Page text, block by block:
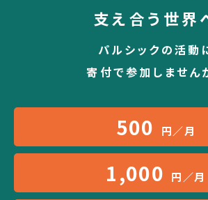
支え合う世界
パルシックの活動
寄付で参加しません
500 円／月
1,000 円／月